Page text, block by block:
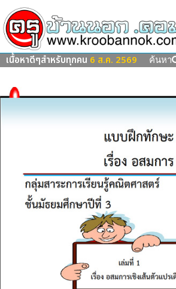
เนื้อหาดีๆสำหรับทุกคน 6 ส.ค. 2569 ค้นหา